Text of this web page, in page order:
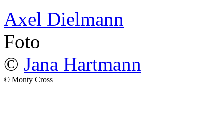
Axel Dielmann
Foto
© Jana Hartmann
© Monty Cross